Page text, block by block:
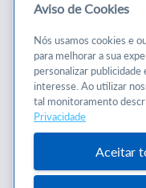
Cursos
Cursos
Programas
Aviso de Cookies
Nós usamos cookies e
para melhorar a sua
personalizar
interesse. Ao utilizar
tal monitoramento
Privacidade
Aceitar